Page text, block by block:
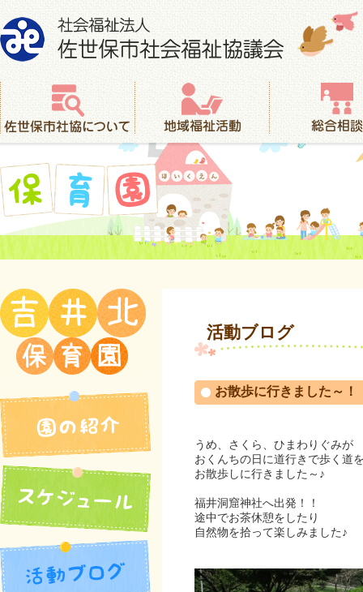
社会福祉法人 佐世保市社会福祉協議会
佐世保市社協について
地域福祉活動 総合相談
活動ブログ
お散歩に行きました～！
うめ、さくら、ひまわりぐみが
おくんちの日に道行きで歩く道
お散歩しに行きました～♪
福井洞窟神社へ出発！！
途中でお茶休憩をしたり
自然物を拾って楽しみました♪